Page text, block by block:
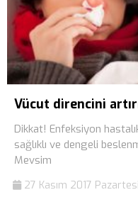
Vücut direncini
Dikkat! Enfeksiyon
sağlıklı ve dengeli
Mevsim
27 Kasım 2017